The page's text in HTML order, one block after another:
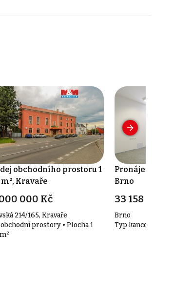
obchodního prostoru 1
m², Kravaře
000 Kč
214/165, Kravaře
prostory • Plocha 1
Pronájem kanceláře
Brno
33 158 Kč za
Brno
Typ kanceláře • Plocha